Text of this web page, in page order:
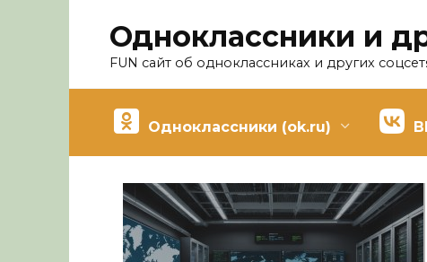
Одноклассники и
FUN сайт об одноклассниках и других
Одноклассники (ok.ru)